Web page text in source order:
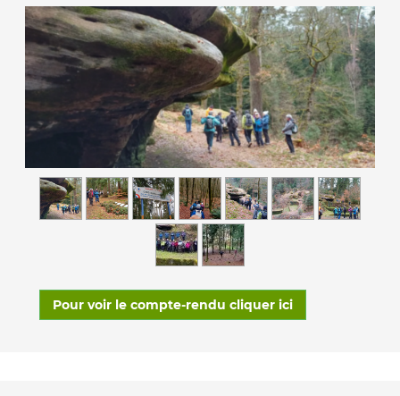
Pour voir le compte-rendu cliquer ici